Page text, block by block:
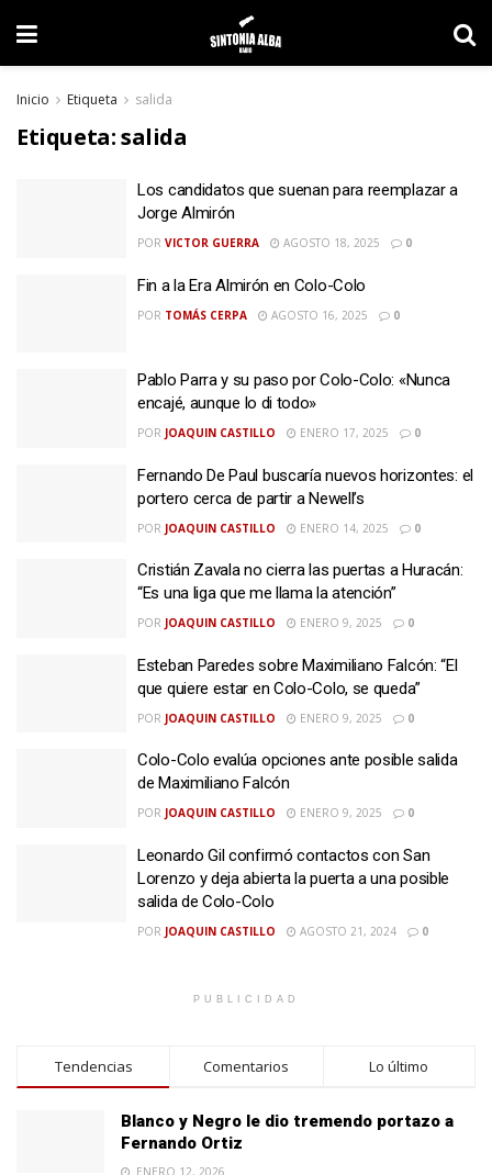
Inicio Etiqueta salida
Etiqueta:salida
Los candidatos que suenan para reemplazar a
Jorge Almirón
POR VICTOR GUERRA AGOSTO 18, 2025 0
Fin a la Era Almirón en Colo-Colo
POR TOMÁS CERPA AGOSTO 16, 2025 0
Pablo Parra y su paso por Colo-Colo: «Nunca
encajé, aunque lo di todo»
POR JOAQUIN CASTILLO ENERO 17, 2025 0
Fernando De Paul buscaría nuevos horizontes: el
portero cerca de partir a Newell’s
POR JOAQUIN CASTILLO ENERO 14, 2025 0
Cristián Zavala no cierra las puertas a Huracán:
“Es una liga que me llama la atención”
POR JOAQUIN CASTILLO ENERO 9, 2025 0
Esteban Paredes sobre Maximiliano Falcón: “El
que quiere estar en Colo-Colo, se queda”
POR JOAQUIN CASTILLO ENERO 9, 2025 0
Colo-Colo evalúa opciones ante posible salida
de Maximiliano Falcón
POR JOAQUIN CASTILLO ENERO 9, 2025 0
Leonardo Gil confirmó contactos con San
Lorenzo y deja abierta la puerta a una posible
salida de Colo-Colo
POR JOAQUIN CASTILLO AGOSTO 21, 2024 0
PUBLICIDAD
Tendencias Comentarios Lo último
Blanco y Negro le dio tremendo portazo a
Fernando Ortiz
ENERO 12, 2026